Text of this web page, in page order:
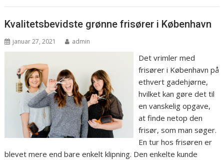
Kvalitetsbevidste grønne frisører i København
januar 27, 2021 admin
Det vrimler med
frisører i København på
ethvert gadehjørne,
hvilket kan gøre det til
en vanskelig opgave,
at finde netop den
frisør, som man søger.
En tur hos frisøren er
blevet mere end bare enkelt klipning. Den enkelte kunde